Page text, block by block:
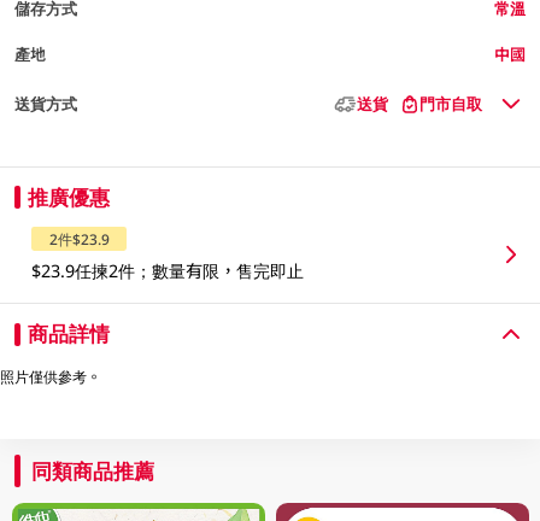
儲存方式 常溫
產地 中國
送貨方式 送貨 門市自取
推廣優惠
2件$23.9
$23.9任揀2件；數量有限，售完即止
商品詳情
照片僅供參考。
同類商品推薦